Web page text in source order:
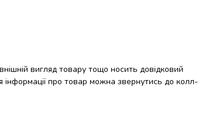
вигляд товару тощо носить довідковий
інформації про товар можна звернутись до колл-